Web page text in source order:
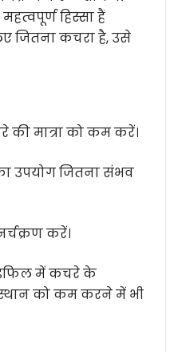
हिस्सा हैं
जितना कचरा है, उसे
की मात्रा को कम करें।
उपयोग जितना संभव
करें।
में कचरे के
को कम करने में भी